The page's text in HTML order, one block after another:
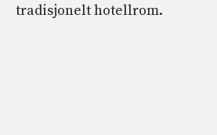
tradisjonelt hotellrom.